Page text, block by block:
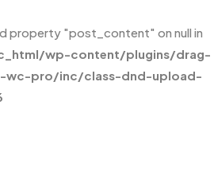
property "post_content" on null in
wp-content/plugins/drag-
wc-pro/inc/class-dnd-upload-